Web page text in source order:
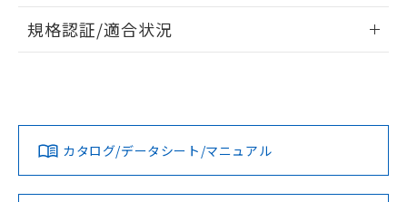
ログイン/会員登録
ダウンロードデータをご利用いただく前に、以下を必ずお読
みください。
ソフトウェアの使用条件
EU RoHS 注意事項・凡例
対応済み
規格認証/適合状況
カタログ/データシート/マニュアル